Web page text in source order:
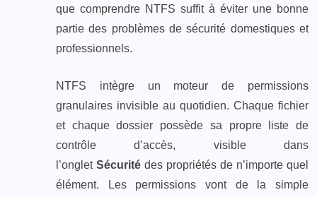
que comprendre NTFS suffit à éviter une bonne
partie des problèmes de sécurité domestiques et
professionnels.
NTFS intègre un moteur de permissions
granulaires invisible au quotidien. Chaque fichier
et chaque dossier possède sa propre liste de
contrôle d’accès, visible dans
l’onglet Sécurité des propriétés de n’importe quel
élément. Les permissions vont de la simple